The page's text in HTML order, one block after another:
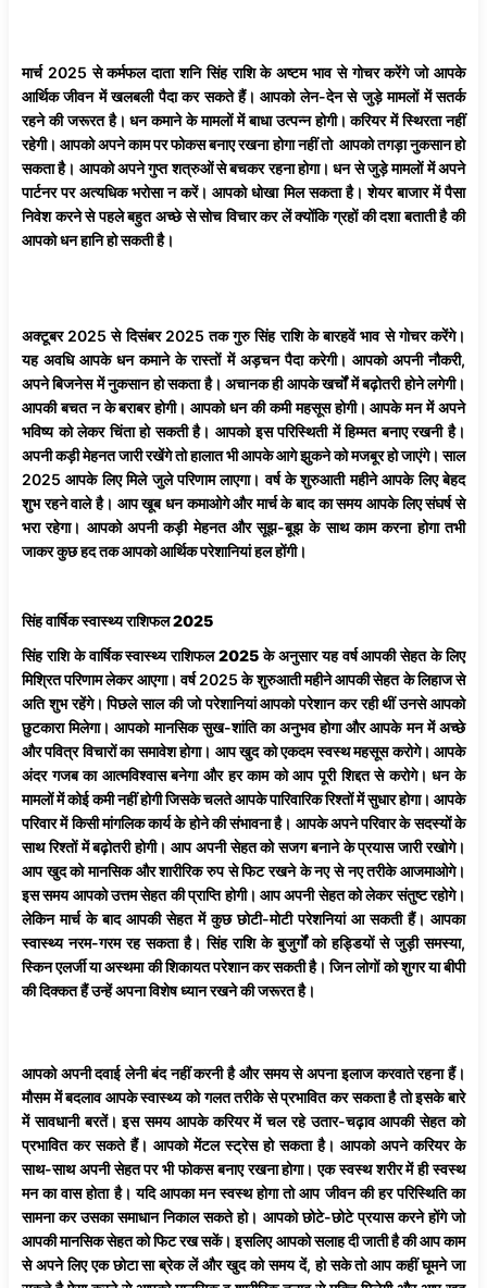
मार्च 2025 से कर्मफल दाता शनि सिंह राशि के अष्टम भाव से गोचर करेंगे जो आपके
आर्थिक जीवन में खलबली पैदा कर सकते हैं। आपको लेन-देन से जुड़े मामलों में सतर्क
रहने की जरूरत है। धन कमाने के मामलों में बाधा उत्पन्न होगी। करियर में स्थिरता नहीं
रहेगी। आपको अपने काम पर फोकस बनाए रखना होगा नहीं तो आपको तगड़ा नुकसान हो
सकता है। आपको अपने गुप्त शत्रुओं से बचकर रहना होगा। धन से जुड़े मामलों में अपने
पार्टनर पर अत्यधिक भरोसा न करें। आपको धोखा मिल सकता है। शेयर बाजार में पैसा
निवेश करने से पहले बहुत अच्छे से सोच विचार कर लें क्योंकि ग्रहों की दशा बताती है की
आपको धन हानि हो सकती है।
अक्टूबर 2025 से दिसंबर 2025 तक गुरु सिंह राशि के बारहवें भाव से गोचर करेंगे।
यह अवधि आपके धन कमाने के रास्तों में अड़चन पैदा करेगी। आपको अपनी नौकरी,
अपने बिजनेस में नुकसान हो सकता है। अचानक ही आपके खर्चों में बढ़ोतरी होने लगेगी।
आपकी बचत न के बराबर होगी। आपको धन की कमी महसूस होगी। आपके मन में अपने
भविष्य को लेकर चिंता हो सकती है। आपको इस परिस्थिती में हिम्मत बनाए रखनी है।
अपनी कड़ी मेहनत जारी रखेंगे तो हालात भी आपके आगे झुकने को मजबूर हो जाएंगे। साल
2025 आपके लिए मिले जुले परिणाम लाएगा। वर्ष के शुरुआती महीने आपके लिए बेहद
शुभ रहने वाले है। आप खूब धन कमाओगे और मार्च के बाद का समय आपके लिए संघर्ष से
भरा रहेगा। आपको अपनी कड़ी मेहनत और सूझ-बूझ के साथ काम करना होगा तभी
जाकर कुछ हद तक आपको आर्थिक परेशानियां हल होंगी।
सिंहवार्षिकस्वास्थ्यराशिफल2025
सिंह राशि के वार्षिक स्वास्थ्य राशिफल 2025के अनुसार यह वर्ष आपकी सेहत के लिए
मिश्रित परिणाम लेकर आएगा। वर्ष 2025 के शुरुआती महीने आपकी सेहत के लिहाज से
अति शुभ रहेंगे। पिछले साल की जो परेशानियां आपको परेशान कर रही थीं उनसे आपको
छुटकारा मिलेगा। आपको मानसिक सुख-शांति का अनुभव होगा और आपके मन में अच्छे
और पवित्र विचारों का समावेश होगा। आप खुद को एकदम स्वस्थ महसूस करोगे। आपके
अंदर गजब का आत्मविश्वास बनेगा और हर काम को आप पूरी शिद्दत से करोगे। धन के
मामलों में कोई कमी नहीं होगी जिसके चलते आपके पारिवारिक रिश्तों में सुधार होगा। आपके
परिवार में किसी मांगलिक कार्य के होने की संभावना है। आपके अपने परिवार के सदस्यों के
साथ रिश्तों में बढ़ोतरी होगी। आप अपनी सेहत को सजग बनाने के प्रयास जारी रखोगे।
आप खुद को मानसिक और शारीरिक रुप से फिट रखने के नए से नए तरीके आजमाओगे।
इस समय आपको उत्तम सेहत की प्राप्ति होगी। आप अपनी सेहत को लेकर संतुष्ट रहोगे।
लेकिन मार्च के बाद आपकी सेहत में कुछ छोटी-मोटी परेशनियां आ सकती हैं। आपका
स्वास्थ्य नरम-गरम रह सकता है। सिंह राशि के बुजुर्गों को हड्डियों से जुड़ी समस्या,
स्किन एलर्जी या अस्थमा की शिकायत परेशान कर सकती है। जिन लोगों को शुगर या बीपी
की दिक्कत हैं उन्हें अपना विशेष ध्यान रखने की जरूरत है।
आपको अपनी दवाई लेनी बंद नहीं करनी है और समय से अपना इलाज करवाते रहना हैं।
मौसम में बदलाव आपके स्वास्थ्य को गलत तरीके से प्रभावित कर सकता है तो इसके बारे
में सावधानी बरतें। इस समय आपके करियर में चल रहे उतार-चढ़ाव आपकी सेहत को
प्रभावित कर सकते हैं। आपको मेंटल स्ट्रेस हो सकता है। आपको अपने करियर के
साथ-साथ अपनी सेहत पर भी फोकस बनाए रखना होगा। एक स्वस्थ शरीर में ही स्वस्थ
मन का वास होता है। यदि आपका मन स्वस्थ होगा तो आप जीवन की हर परिस्थिति का
सामना कर उसका समाधान निकाल सकते हो। आपको छोटे-छोटे प्रयास करने होंगे जो
आपकी मानसिक सेहत को फिट रख सकें। इसलिए आपको सलाह दी जाती है की आप काम
से अपने लिए एक छोटा सा ब्रेक लें और खुद को समय दें, हो सके तो आप कहीं घूमने जा